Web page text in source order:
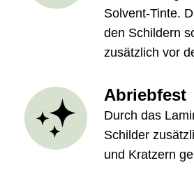
Solvent-Tinte.
den Schildern
zusätzlich vor
Abriebfest
Durch das
Schilder
und Kratzern